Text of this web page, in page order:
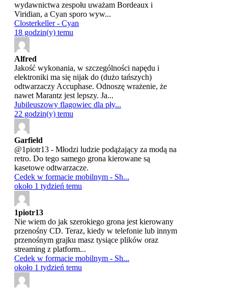
wydawnictwa zespołu uważam Bordeaux i
Viridian, a Cyan sporo wyw...
Closterkeller - Cyan
18 godzin(y) temu
Alfred
Jakość wykonania, w szczególności napędu i
elektroniki ma się nijak do (dużo tańszych)
odtwarzaczy Accuphase. Odnoszę wrażenie, że
nawet Marantz jest lepszy. Ja...
Jubileuszowy flagowiec dla pły...
22 godzin(y) temu
Garfield
@1piotr13 - Młodzi ludzie podążający za modą na
retro. Do tego samego grona kierowane są
kasetowe odtwarzacze.
Cedek w formacie mobilnym - Sh...
około 1 tydzień temu
1piotr13
Nie wiem do jak szerokiego grona jest kierowany
przenośny CD. Teraz, kiedy w telefonie lub innym
przenośnym grajku masz tysiące plików oraz
streaming z platform...
Cedek w formacie mobilnym - Sh...
około 1 tydzień temu